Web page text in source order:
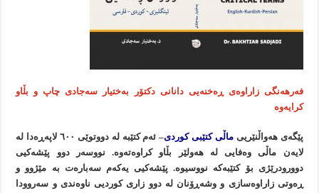
فەرهەنگی زاراوەی ڕەخنەیی دانانی دکتۆر بەختیار سەجادی چاپ و بڵاو
کرایەوە
پێگەی هەواڵنێریی ماڵی کتێبی کوردی
– ئەم کتێبە لە دووتوێی ٦٠٠ لاپەڕەدا لە
لایەن ماڵی وەفایی لە هەولێر بڵاو کراوەتەوە. نووسەر دوو پێشەکیی
دوورودرێژی بۆ کتێبەکە نووسیوە. پێشەکیی یەکەم سەبارەت بە مێژوو و
ڕەوتی زاراوەسازی و وشەڕۆنان لە دوو زاری کوردیی ناوەندی و سەروودا